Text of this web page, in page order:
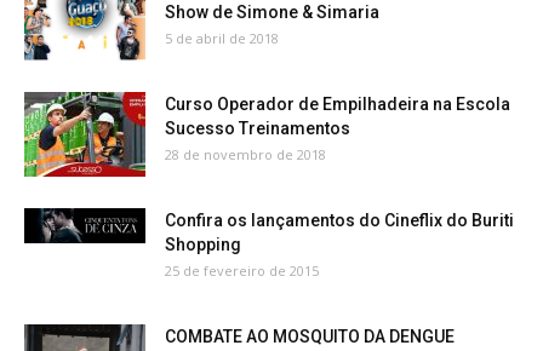
Show de Simone & Simaria
5 de abril de 2018
Curso Operador de Empilhadeira na Escola
Sucesso Treinamentos
28 de novembro de 2018
Confira os lançamentos do Cineflix do Buriti
Shopping
25 de fevereiro de 2015
COMBATE AO MOSQUITO DA DENGUE